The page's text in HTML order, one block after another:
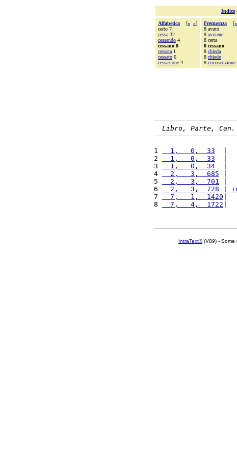
Indice|
Alfabetica [« »]
certo 7
cessa 32
cessando 4
cessano 8
cessata 1
cessato 6
cessazione 4
Frequenza [«
8 avuto
8 avviene
8 certa
8 cessano
8 chieda
8 chiede
8 circoscrizione
Libro, Parte, Can.
1
  1,   0,  33
|
2
  1,   0,  33
3
  1,   0,  34
4
  2,   3,  685
|
5
  2,   3,  701
|
6
  2,   3,  728
7
  7,   1,  1420
8
  7,   4,  1722
IntraText®(V89) - Some